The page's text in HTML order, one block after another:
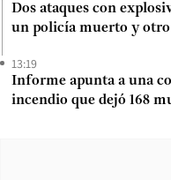
Dos ataques con
un policía muerto y
13:19
Informe apunta a una
incendio que dejó 168